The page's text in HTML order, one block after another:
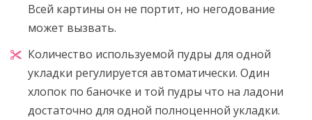
Всей картины он не портит, но негодование
может вызвать.
Количество используемой пудры для одной
укладки регулируется автоматически. Один
хлопок по баночке и той пудры что на ладони
достаточно для одной полноценной укладки.